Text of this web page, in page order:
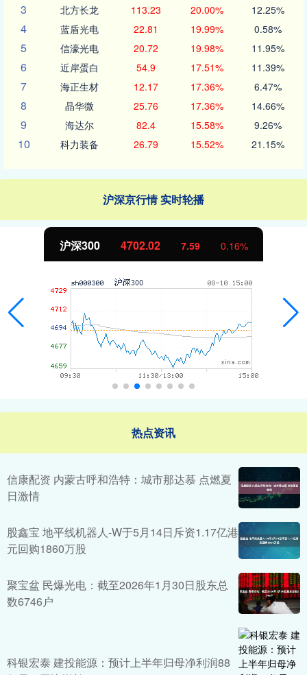
3 北方长龙 113.23 20.00% 12.25%
4 蓝盾光电 22.81 19.99% 0.58%
5 信濠光电 20.72 19.98% 11.95%
6 近岸蛋白 54.9 17.51% 11.39%
7 海正生材 12.17 17.36% 6.47%
8 晶华微 25.76 17.36% 14.66%
9 海达尔 82.4 15.58% 9.26%
10 科力装备 26.79 15.52% 21.15%
沪深京行情 实时轮播
北证50 1122.88 -11.37
热点资讯
信康配资 内蒙古呼和浩特：城市那达慕 点燃夏
日激情
股鑫宝 地平线机器人-W于5月14日斥资1.17亿港
元回购1860万股
聚宝盆 民爆光电：截至2026年1月30日股东总
数6746户
科银宏泰 建投能源：预计上半年归母净利润88